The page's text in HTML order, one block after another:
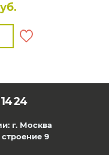
24
г. Москва
строение 9